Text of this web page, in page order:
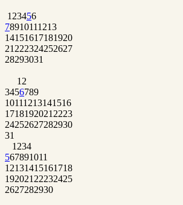
1 23456
78910111213
14151617181920
21 222324252627
28293031
1 2
3456789
10111213141516
1718192021 2223
24252627282930
31
1 234
567891011
12131415161718
192021 22232425
2627282930